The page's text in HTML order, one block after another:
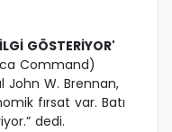
GÖSTERİYOR'
Command)
John W. Brennan,
fırsat var. Batı
dedi.